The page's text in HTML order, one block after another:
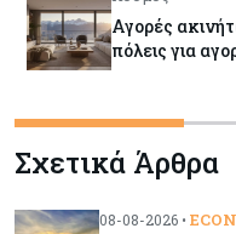
Αγορές
πόλεις για
Κόσμος
Οι πυρκαγιές
ζημιές δεν
Σχετικά Άρθρα
08-08-2026 •